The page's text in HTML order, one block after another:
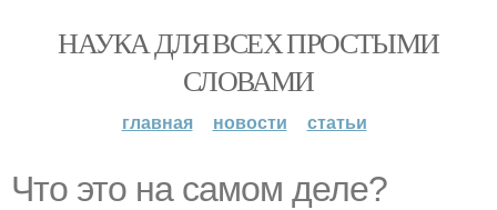
НАУКА ДЛЯ ВСЕХ ПРОСТЫМИ
СЛОВАМИ
главная новости статьи
Что это на самом деле?